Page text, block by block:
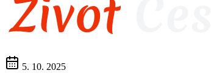
5. 10. 2025